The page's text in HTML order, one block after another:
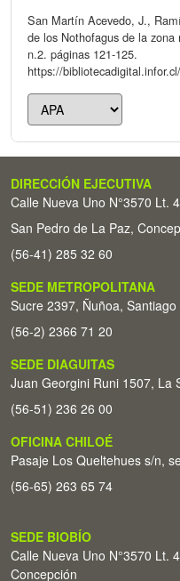
San Martín Acevedo, J.,
de los Nothofagus de la
n.2. páginas 121-125.
https://
DIRECCIÓN EJECUTIVA
Calle Nueva Uno N°3570 Lt.
San Pedro de La Paz,
(56-41) 285 32 60
SEDE METROPOLITANA
Sucre 2397, Ñuñoa, Santiago
(56-2) 2366 71 20
SEDE DIAGUITAS
Juan Georgini Runi 1507, La
(56-51) 236 26 00
OFICINA CHILOÉ
Pasaje Los Queltehues s/n,
(56-65) 263 65 74
SEDE BIOBÍO
Calle Nueva Uno N°3570 Lt.
Concepción